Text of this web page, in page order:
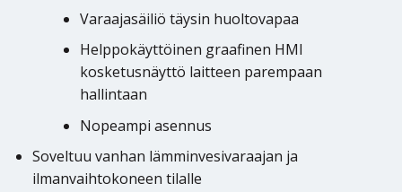
Varaajasäiliö täysin huoltovapaa
Helppokäyttöinen graafinen HMI
kosketusnäyttö laitteen parempaan
hallintaan
Nopeampi asennus
Soveltuu vanhan lämminvesivaraajan ja
ilmanvaihtokoneen tilalle